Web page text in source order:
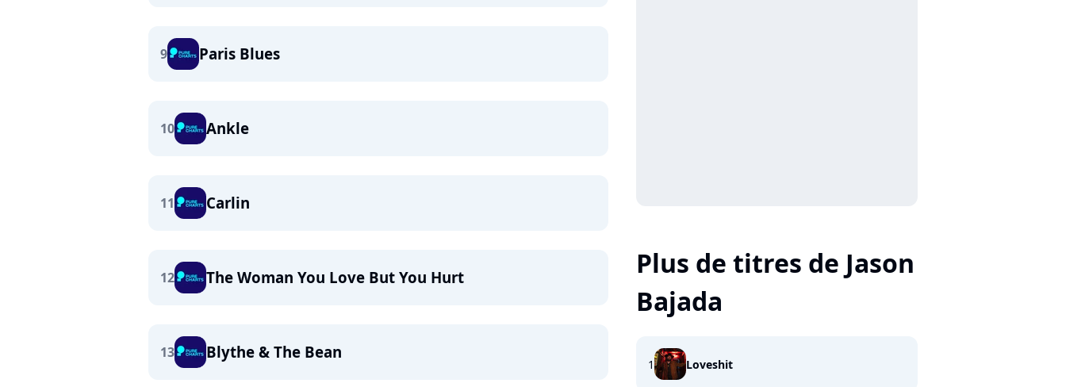
9 Paris Blues
10 Ankle
11 Carlin
12 The Woman You Love But You Hurt
13 Blythe & The Bean
Plus de titres de Jason
Bajada
1 Loveshit